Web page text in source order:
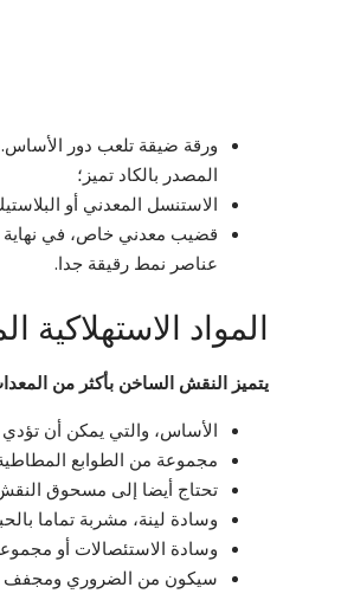
ورقة ضيقة تلعب دور الأساس.
المصدر بالكاد تميز؛
الاستنسل المعدني أو
قضيب معدني خاص، في نهاية
عناصر نمط رقيقة جدا.
المواد الاستهلاكية
يتميز النقش الساخن بأكثر من
الأساس، والتي يمكن أن تؤدي
مجموعة من الطوابع
تحتاج أيضا إلى مسحوق
وسادة لينة، مشربة تماما
وسادة الاستئصالات أو
سيكون من الضروري ومجفف